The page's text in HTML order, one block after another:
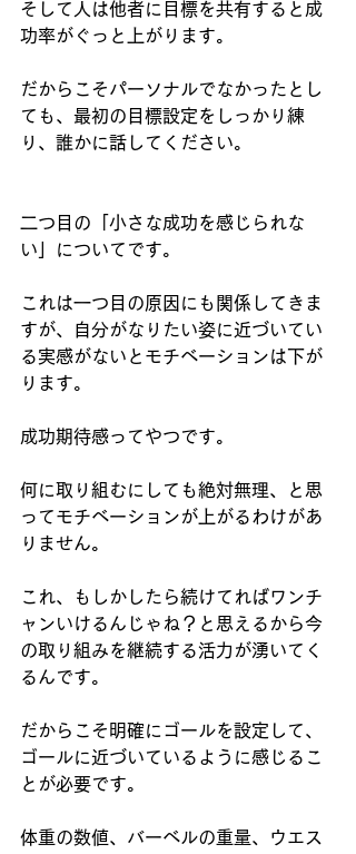
そして人は他者に目標を共有すると成
功率がぐっと上がります。
だからこそパーソナルでなかったとし
ても、最初の目標設定をしっかり練
り、誰かに話してください。
二つ目の「小さな成功を感じられな
い」についてです。
これは一つ目の原因にも関係してきま
すが、自分がなりたい姿に近づいてい
る実感がないとモチベーションは下が
ります。
成功期待感ってやつです。
何に取り組むにしても絶対無理、と思
ってモチベーションが上がるわけがあ
りません。
これ、もしかしたら続けてればワンチ
ャンいけるんじゃね？と思えるから今
の取り組みを継続する活力が湧いてく
るんです。
だからこそ明確にゴールを設定して、
ゴールに近づいているように感じるこ
とが必要です。
体重の数値、バーベルの重量、ウエス